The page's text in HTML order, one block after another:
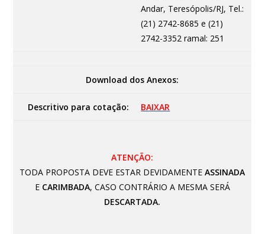
Andar, Teresópolis/RJ, Tel.:
(21) 2742-8685 e (21)
2742-3352 ramal: 251
Download dos Anexos:
Descritivo para cotação: BAIXAR
ATENÇÃO:
TODA PROPOSTA DEVE ESTAR DEVIDAMENTEASSINADA
E CARIMBADA, CASO CONTRÁRIO A MESMA SERÁ
DESCARTADA.